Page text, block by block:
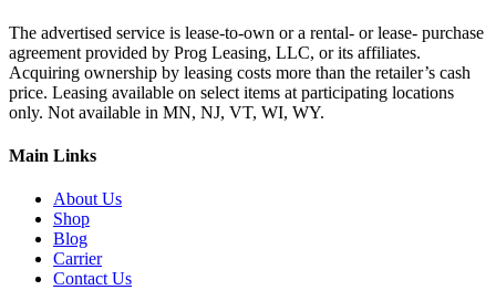
The advertised service is lease-to-own or a rental- or lease- purchase
agreement provided by Prog Leasing, LLC, or its affiliates.
Acquiring ownership by leasing costs more than the retailer’s cash
price. Leasing available on select items at participating locations
only. Not available in MN, NJ, VT, WI, WY.
Main Links
About Us
Shop
Blog
Carrier
Contact Us